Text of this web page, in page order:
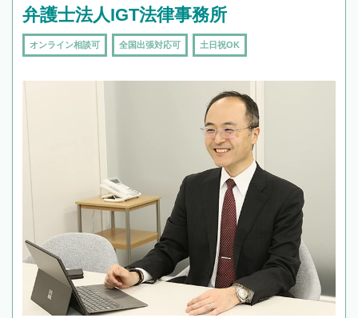
弁護士法人IGT法律事務所
オンライン相談可 全国出張対応可 土日祝OK